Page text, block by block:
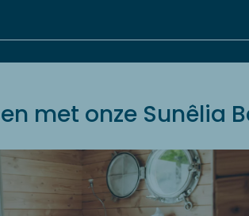
met onze Sunêlia